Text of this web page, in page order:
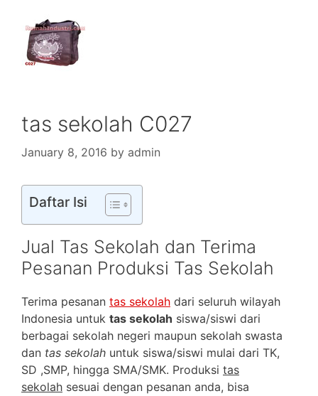
tas sekolah C027
January 8, 2016 by admin
Daftar Isi
Jual Tas Sekolah dan Terima
Pesanan Produksi Tas Sekolah
Terima pesanan tas sekolah dari seluruh wilayah
Indonesia untuk tas sekolah siswa/siswi dari
berbagai sekolah negeri maupun sekolah swasta
dan tas sekolah untuk siswa/siswi mulai dari TK,
SD ,SMP, hingga SMA/SMK. Produksi tas
sekolah sesuai dengan pesanan anda, bisa